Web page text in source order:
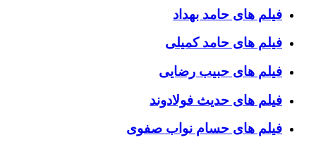
فیلم های حامد بهداد
فیلم های حامد کمیلی
فیلم های حبیب رضایی
فیلم های حدیث فولادوند
فیلم های حسام نواب صفوی